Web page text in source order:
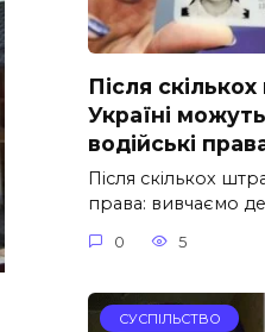
Після
Україні
водійські
Після скількох
права: вивчаємо
0 5
СУСПІЛЬСТВО